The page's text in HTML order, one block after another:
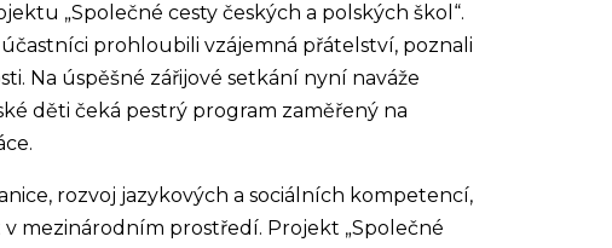
„Společné cesty českých a polských škol“.
prohloubili vzájemná přátelství, poznali
Na úspěšné zářijové setkání nyní naváže
děti čeká pestrý program zaměřený na
rozvoj jazykových a sociálních kompetencí,
mezinárodním prostředí. Projekt „Společné